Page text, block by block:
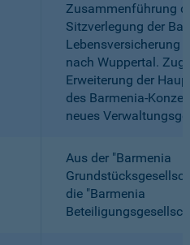
Zusammenführung
Sitzverlegung der
Lebensversicherung
nach Wuppertal.
Erweiterung der
des Barmenia-
neues
Aus der "Barmenia
die "Barmenia